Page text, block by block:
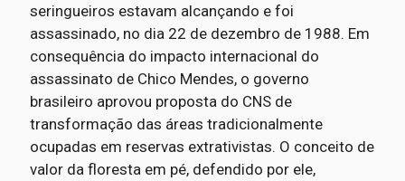
seringueiros estavam alcançando e foi
assassinado, no dia 22 de dezembro de 1988. Em
consequência do impacto internacional do
assassinato de Chico Mendes, o governo
brasileiro aprovou proposta do CNS de
transformação das áreas tradicionalmente
ocupadas em reservas extrativistas. O conceito de
valor da floresta em pé, defendido por ele,